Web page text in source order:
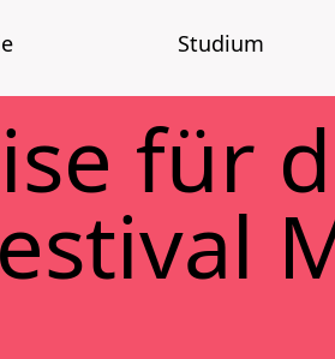
Stu­di­um
für